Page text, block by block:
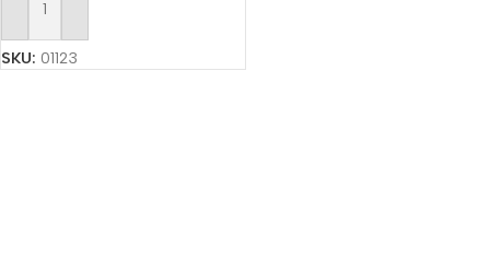
Añadir Al Carrito
SKU: 01123